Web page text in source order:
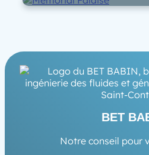
BET
Notre conseil pour